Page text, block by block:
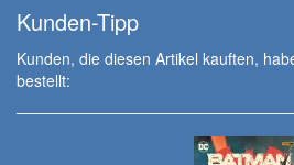
Kunden-Tipp
Kunden, die diesen Artikel kauften,
bestellt: